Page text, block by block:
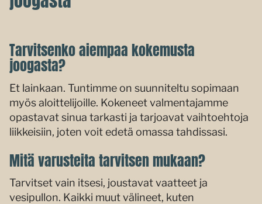
Tarvitsenko aiempaa kokemusta
joogasta?
Et lainkaan. Tuntimme on suunniteltu sopimaan
myös aloittelijoille. Kokeneet valmentajamme
opastavat sinua tarkasti ja tarjoavat vaihtoehtoja
liikkeisiin, joten voit edetä omassa tahdissasi.
Mitä varusteita tarvitsen mukaan?
Tarvitset vain itsesi, joustavat vaatteet ja
vesipullon. Kaikki muut välineet, kuten